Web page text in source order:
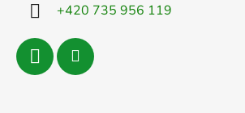
+420 735 956 119